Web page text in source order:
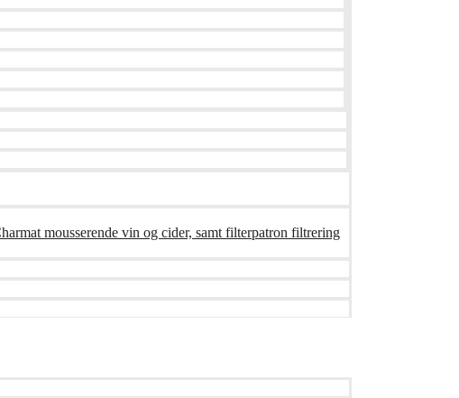
mousserende vin og cider, samt filterpatron filtrering